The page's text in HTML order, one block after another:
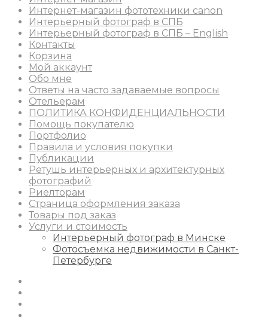
Интернет-магазин фототехники canon
Интерьерный фотограф в СПБ
Интерьерный фотограф в СПБ – English
Контакты
Корзина
Мой аккаунт
Обо мне
Ответы на часто задаваемые вопросы
Отельерам
ПОЛИТИКА КОНФИДЕНЦИАЛЬНОСТИ
Помощь покупателю
Портфолио
Правила и условия покупки
Публикации
Ретушь интерьерных и архитектурных
фотографий
Риелторам
Страница оформления заказа
Товары под заказ
Услуги и стоимость
Интерьерный фотограф в Минске
Фотосъемка недвижимости в Санкт-
Петербурге